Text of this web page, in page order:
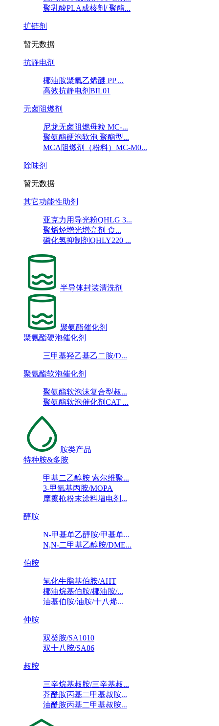
聚乳酸PLA成核剂/ 聚酯...
扩链剂
暂无数据
抗静电剂
椰油胺聚氧乙烯醚 PP ...
高效抗静电剂BIL01
无卤阻燃剂
尼龙无卤阻燃母粒 MC-...
聚氨酯硬泡软泡 聚酯型...
MCA阻燃剂（粉料）MC-M0...
除味剂
暂无数据
其它功能性助剂
亚克力用导光粉QHLG 3...
聚烯烃增光增亮剂 食...
磷化氢抑制剂QHLY220 ...
半导体封装清洗剂
聚氨酯催化剂
聚氨酯硬泡催化剂
三甲基羟乙基乙二胺/D...
聚氨酯软泡催化剂
聚氨酯软泡沫复合型叔...
聚氨酯软泡催化剂CAT ...
胺类产品
特种胺&多胺
甲基二乙醇胺 索尔维聚...
3-甲氧基丙胺/MOPA
摩擦枪粉末涂料增电剂...
醇胺
N-甲基单乙醇胺/甲基单...
N,N-二甲基乙醇胺/DME...
伯胺
氢化牛脂基伯胺/AHT
椰油烷基伯胺/椰油胺/...
油基伯胺/油胺/十八烯...
仲胺
双癸胺/SA1010
双十八胺/SA86
叔胺
三辛烷基叔胺/三辛基叔...
芥酰胺丙基二甲基叔胺...
油酰胺丙基二甲基叔胺...